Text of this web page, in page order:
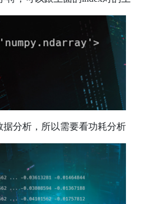
据分析，所以需要看功耗分析